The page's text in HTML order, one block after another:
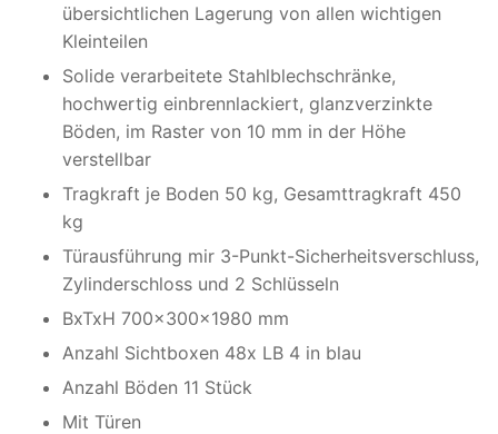
übersichtlichen Lagerung von allen wichtigen
Kleinteilen
Solide verarbeitete Stahlblechschränke,
hochwertig einbrennlackiert, glanzverzinkte
Böden, im Raster von 10 mm in der Höhe
verstellbar
Tragkraft je Boden 50 kg, Gesamttragkraft 450
kg
Türausführung mir 3-Punkt-Sicherheitsverschluss,
Zylinderschloss und 2 Schlüsseln
BxTxH 700x300x1980 mm
Anzahl Sichtboxen 48x LB 4 in blau
Anzahl Böden 11 Stück
Mit Türen